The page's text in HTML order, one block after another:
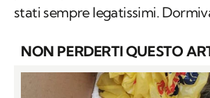
stati sempre legatissimi.
NON PERDERTI QUESTO